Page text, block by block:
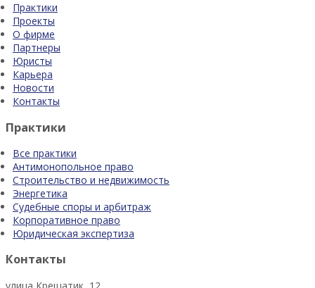
Практики
Проекты
О фирме
Партнеры
Юристы
Карьера
Новости
Контакты
Практики
Все практики
Антимонопольное право
Строительство и недвижимость
Энергетика
Судебные споры и арбитраж
Корпоративное право
Юридическая экспертиза
Контакты